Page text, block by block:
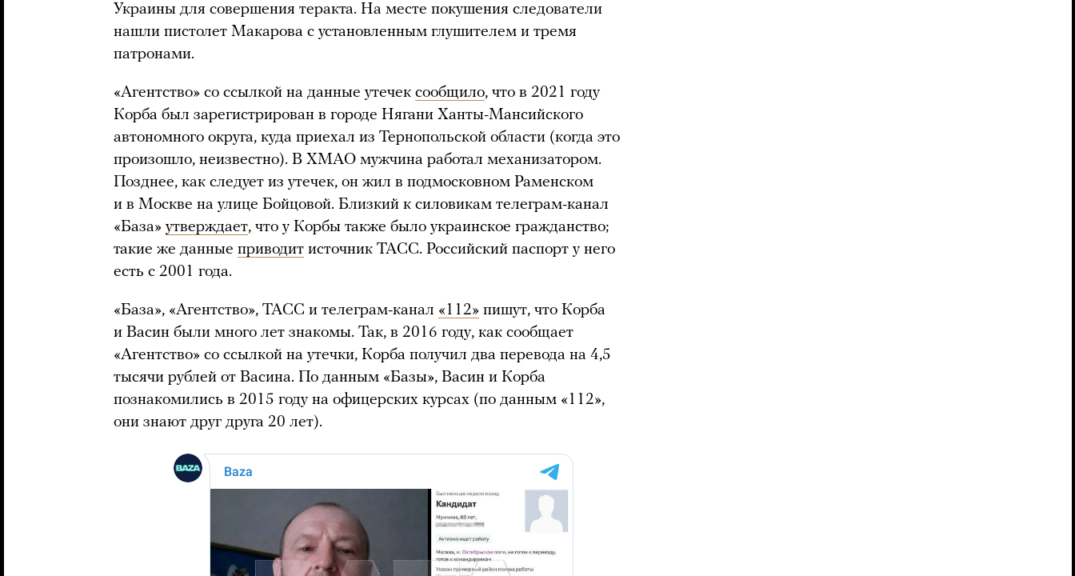
Украины для совершения теракта. На месте покушения следователи
нашли пистолет Макарова с установленным глушителем и тремя
патронами.
«Агентство» со ссылкой на данные утечек сообщило, что в 2021 году
Корба был зарегистрирован в городе Нягани Ханты-Мансийского
автономного округа, куда приехал из Тернопольской области (когда это
произошло, неизвестно). В ХМАО мужчина работал механизатором.
Позднее, как следует из утечек, он жил в подмосковном Раменском
и в Москве на улице Бойцовой. Близкий к силовикам телеграм-канал
«База» утверждает, что у Корбы также было украинское гражданство;
такие же данные приводит источник ТАСС. Российский паспорт у него
есть с 2001 года.
«База», «Агентство», ТАСС и телеграм-канал «112» пишут, что Корба
и Васин были много лет знакомы. Так, в 2016 году, как сообщает
«Агентство» со ссылкой на утечки, Корба получил два перевода на 4,5
тысячи рублей от Васина. По данным «Базы», Васин и Корба
познакомились в 2015 году на офицерских курсах (по данным «112»,
они знают друг друга 20 лет).